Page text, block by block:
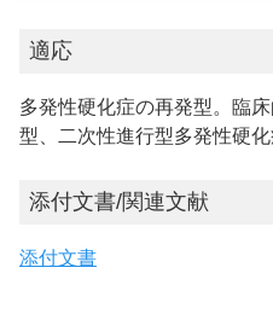
適応
多発性硬化症の再発型。臨
型、二次性進行型多発性硬化
添付文書/関連文献
添付文書